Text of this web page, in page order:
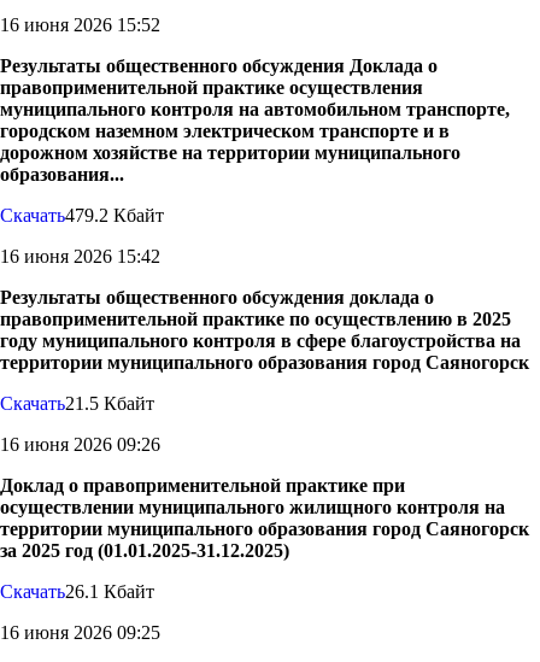
16 июня 2026 15:52
Результаты общественного обсуждения Доклада о
правоприменительной практике осуществления
муниципального контроля на автомобильном транспорте,
городском наземном электрическом транспорте и в
дорожном хозяйстве на территории муниципального
образования...
Скачать479.2 Кбайт
16 июня 2026 15:42
Результаты общественного обсуждения доклада о
правоприменительной практике по осуществлению в 2025
году муниципального контроля в сфере благоустройства на
территории муниципального образования город Саяногорск
Скачать21.5 Кбайт
16 июня 2026 09:26
Доклад о правоприменительной практике при
осуществлении муниципального жилищного контроля на
территории муниципального образования город Саяногорск
за 2025 год (01.01.2025-31.12.2025)
Скачать26.1 Кбайт
16 июня 2026 09:25